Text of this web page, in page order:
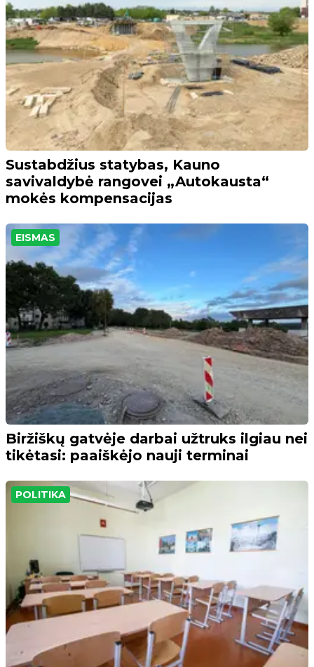
Sustabdžius statybas, Kauno
savivaldybė rangovei „Autokausta“
mokės kompensacijas
EISMAS
Biržiškų gatvėje darbai užtruks ilgiau nei
tikėtasi: paaiškėjo nauji terminai
POLITIKA